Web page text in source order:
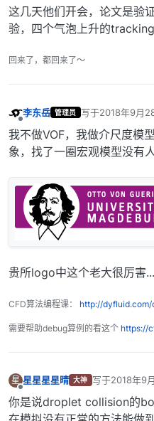
这几天他们开会，论文是验
验，四个气泡上升的tracking
回来了，都回来了～
李东岳 管理员 写于2018年9月
最后由 编辑
我不做VOF，我做介尺度模
象，找了一圈宏观模型没有
贵所logo中这个老大很厉害...
CFD算法编程课： http://dyfluid.com/
需要帮助debug算例的看这个 https://
星 星星星星晴 大神 写于2018年9
最后由 编辑
你是说droplet collision的